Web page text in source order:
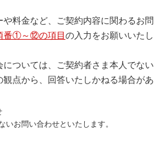
料金など、ご契約内容に関わるお問
番①～⑫の項目 の入力をお願いいたし
については、ご契約者さま本人でない
点から、回答いたしかねる場合があ
いお問い合わせといたします。